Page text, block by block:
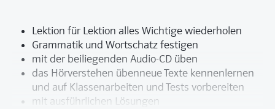
Lektion für Lektion alles Wichtige wiederholen
Grammatik und Wortschatz festigen
mit der beiliegenden Audio-CD üben
das Hörverstehen übenneue Texte kennenlernen
und auf Klassenarbeiten und Tests vorbereiten
mit ausführlichen Lösungen